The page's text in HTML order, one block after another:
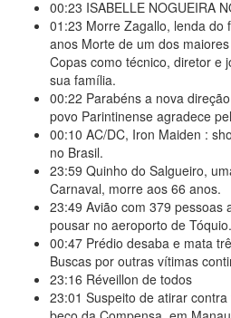
00:23 ISABELLE NOGUEIRA
01:23 Morre Zagallo, lenda do
anos Morte de um dos
Copas como técnico, diretor e
sua família.
00:22 Parabéns a nova
povo Parintinense agradece
00:10 AC/DC, Iron Maiden :
no Brasil.
23:59 Quinho do Salgueiro,
Carnaval, morre aos 66 anos.
23:49 Avião com 379 pessoas
pousar no aeroporto de Tóquio.
00:47 Prédio desaba e mata
Buscas por outras vítimas
23:16 Réveillon de todos
23:01 Suspeito de atirar